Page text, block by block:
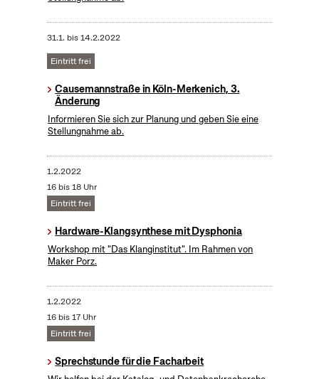
31.1. bis14.2.2022
Eintritt frei
Causemannstraße in Köln-Merkenich, 3.
Änderung
Informieren Sie sich zur Planung und geben Sie eine
Stellungnahme ab.
1.2.2022
16 bis 18 Uhr
Eintritt frei
Hardware-Klangsynthese mit Dysphonia
Workshop mit "Das Klanginstitut". Im Rahmen von
Maker Porz.
1.2.2022
16 bis 17 Uhr
Eintritt frei
Sprechstunde für die Facharbeit